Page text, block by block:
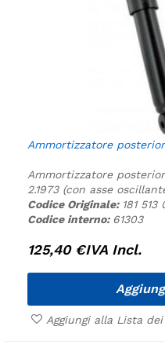
Ammortizzatore
Ammortizzatore
2.1973 (con asse
Codice Originale: 181 513
Codice interno: 61303
125,40 €IVA Incl.
Aggiungi alla Lista